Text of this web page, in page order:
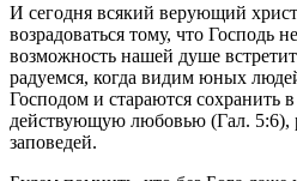
И сегодня всякий верующий
возрадоваться тому, что Господь
возможность нашей душе
радуемся, когда видим юных
Господом и стараются сохранить
действующую любовью (Гал. 5:6),
заповедей.